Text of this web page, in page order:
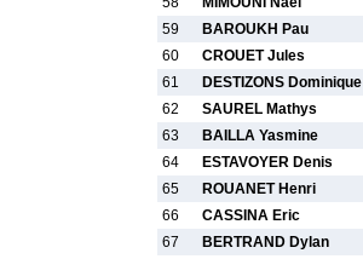
59
BAROUKH Pau
60
CROUET Jules
61
DESTIZONS Dominique
62
SAUREL Mathys
63
BAILLA Yasmine
64
ESTAVOYER Denis
65
ROUANET Henri
66
CASSINA Eric
67
BERTRAND Dylan